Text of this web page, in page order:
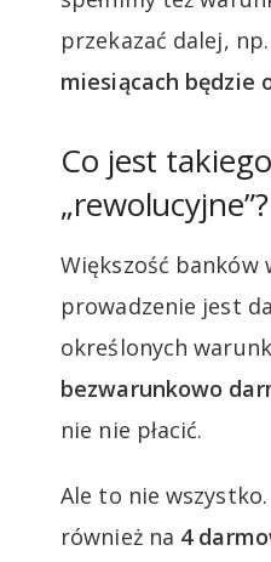
przekazać dalej,
miesiącach będzie
Co jest
„rewolucyjne”?
Większość
prowadzenie jest
określonych
bezwarunkowo
nie nie płacić.
Ale to nie
również na 4